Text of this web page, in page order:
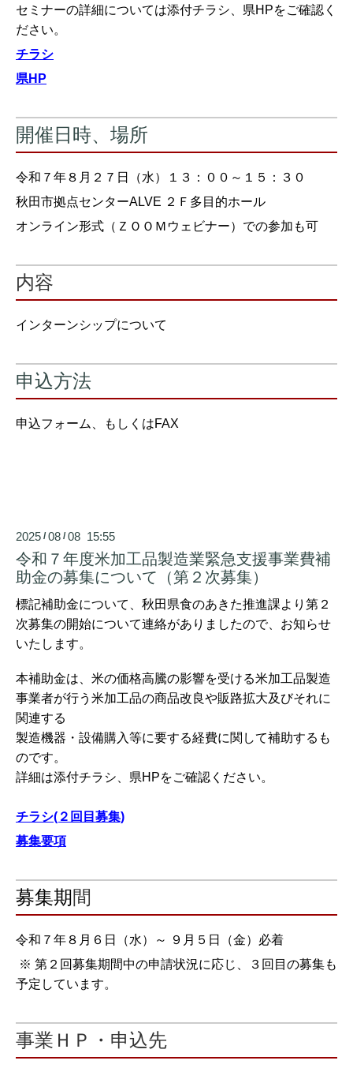
セミナーの詳細については添付チラシ、県HPをご確認く
ださい。
チラシ
県HP
開催日時、場所
令和７年８月２７日（水）１３：００～１５：３０
秋田市拠点センターALVE ２Ｆ多目的ホール
オンライン形式（ＺＯＯＭウェビナー）での参加も可
内容
インターンシップについて
申込方法
申込フォーム、もしくはFAX
2025 /08 /08 15:55
令和７年度米加工品製造業緊急支援事業費補
助金の募集について（第２次募集）
標記補助金について、秋田県食のあきた推進課より第２
次募集の開始について連絡がありましたので、お知らせ
いたします。
本補助金は、米の価格高騰の影響を受ける米加工品製造
事業者が行う米加工品の商品改良や販路拡大及びそれに
関連する
製造機器・設備購入等に要する経費に関して補助するも
のです。
詳細は添付チラシ、県HPをご確認ください。
チラシ(２回目募集)
募集要項
募集期間
令和７年８月６日（水）～ ９月５日（金）必着
※ 第２回募集期間中の申請状況に応じ、３回目の募集も
予定しています。
事業ＨＰ・申込先